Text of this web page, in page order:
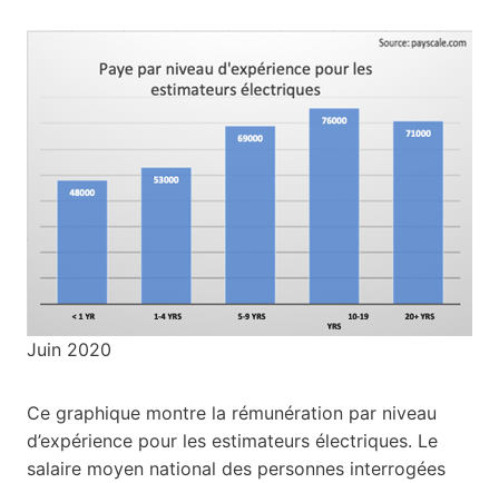
Juin 2020
Ce graphique montre la rémunération par niveau
d’expérience pour les estimateurs électriques. Le
salaire moyen national des personnes interrogées